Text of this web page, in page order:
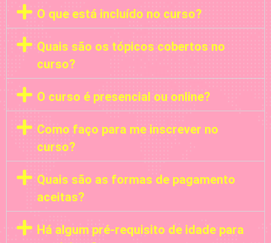
O que está incluído no curso?
Quais são os tópicos cobertos no
curso?
O curso é presencial ou online?
Como faço para me inscrever no
curso?
Quais são as formas de pagamento
aceitas?
Há algum pré-requisito de idade para